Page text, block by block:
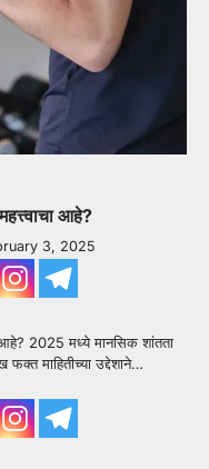
आहे?
3, 2025
आहे? 2025 मध्ये मानसिक शांतता
फक्त माहितीच्या उद्देशाने…